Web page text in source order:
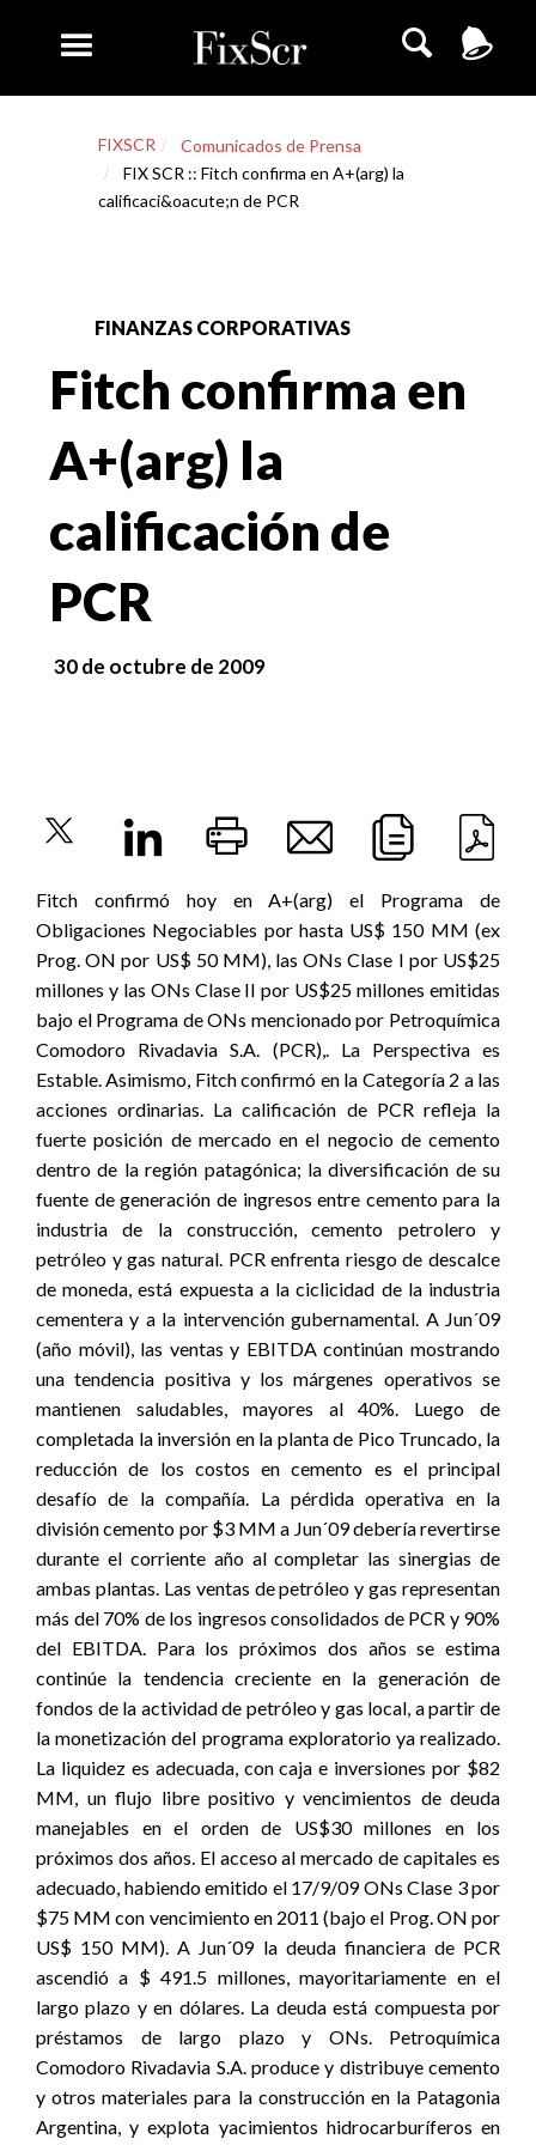
FIXSCR
Comunicados de Prensa
FIX SCR :: Fitch confirma en A+(arg) la
calificaci&oacute;n de PCR
FINANZAS CORPORATIVAS
Fitch confirma en
A+(arg) la
calificación de
PCR
30 de octubre de 2009
Fitch confirmó hoy en A+(arg) el Programa de
Obligaciones Negociables por hasta US$ 150 MM (ex
Prog. ON por US$ 50 MM), las ONs Clase I por US$25
millones y las ONs Clase II por US$25 millones emitidas
bajo el Programa de ONs mencionado por Petroquímica
Comodoro Rivadavia S.A. (PCR),. La Perspectiva es
Estable. Asimismo, Fitch confirmó en la Categoría 2 a las
acciones ordinarias. La calificación de PCR refleja la
fuerte posición de mercado en el negocio de cemento
dentro de la región patagónica; la diversificación de su
fuente de generación de ingresos entre cemento para la
industria de la construcción, cemento petrolero y
petróleo y gas natural. PCR enfrenta riesgo de descalce
de moneda, está expuesta a la ciclicidad de la industria
cementera y a la intervención gubernamental. A Jun´09
(año móvil), las ventas y EBITDA continúan mostrando
una tendencia positiva y los márgenes operativos se
mantienen saludables, mayores al 40%. Luego de
completada la inversión en la planta de Pico Truncado, la
reducción de los costos en cemento es el principal
desafío de la compañía. La pérdida operativa en la
división cemento por $3 MM a Jun´09 debería revertirse
durante el corriente año al completar las sinergias de
ambas plantas. Las ventas de petróleo y gas representan
más del 70% de los ingresos consolidados de PCR y 90%
del EBITDA. Para los próximos dos años se estima
continúe la tendencia creciente en la generación de
fondos de la actividad de petróleo y gas local, a partir de
la monetización del programa exploratorio ya realizado.
La liquidez es adecuada, con caja e inversiones por $82
MM, un flujo libre positivo y vencimientos de deuda
manejables en el orden de US$30 millones en los
próximos dos años. El acceso al mercado de capitales es
adecuado, habiendo emitido el 17/9/09 ONs Clase 3 por
$75 MM con vencimiento en 2011 (bajo el Prog. ON por
US$ 150 MM). A Jun´09 la deuda financiera de PCR
ascendió a $ 491.5 millones, mayoritariamente en el
largo plazo y en dólares. La deuda está compuesta por
préstamos de largo plazo y ONs. Petroquímica
Comodoro Rivadavia S.A. produce y distribuye cemento
y otros materiales para la construcción en la Patagonia
Argentina, y explota yacimientos hidrocarburíferos en